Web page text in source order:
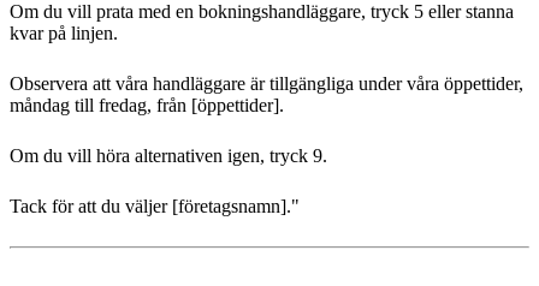
Om du vill prata med en bokningshandläggare, tryck 5 eller stanna
kvar på linjen.
Observera att våra handläggare är tillgängliga under våra öppettider,
måndag till fredag, från [öppettider].
Om du vill höra alternativen igen, tryck 9.
Tack för att du väljer [företagsnamn]."